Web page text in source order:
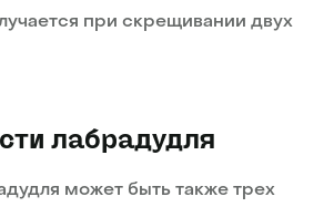
при скрещивании двух
лабрадудля
может быть также трех